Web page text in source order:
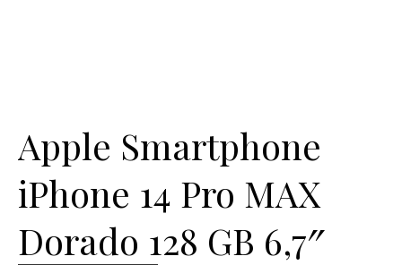
Apple Smartphone
iPhone 14 Pro MAX
Dorado 128 GB 6,7″